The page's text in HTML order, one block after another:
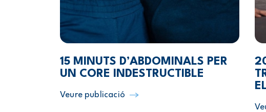
15 MINUTS D’ABDOMINALS PER
UN CORE INDESTRUCTIBLE
Veure publicació